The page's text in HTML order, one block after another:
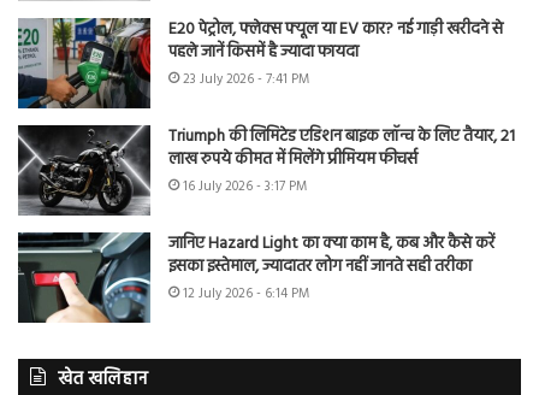
E20 पेट्रोल, फ्लेक्स फ्यूल या EV कार? नई गाड़ी खरीदने से
पहले जानें किसमें है ज्यादा फायदा
23 July 2026 - 7:41 PM
Triumph की लिमिटेड एडिशन बाइक लॉन्च के लिए तैयार, 21
लाख रुपये कीमत में मिलेंगे प्रीमियम फीचर्स
16 July 2026 - 3:17 PM
जानिए Hazard Light का क्या काम है, कब और कैसे करें
इसका इस्तेमाल, ज्यादातर लोग नहीं जानते सही तरीका
12 July 2026 - 6:14 PM
खेत खलिहान